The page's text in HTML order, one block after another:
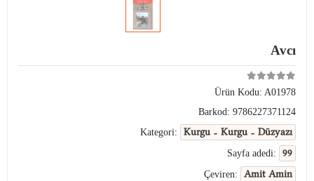
Avcı
Ürün Kodu: A01978
Barkod: 9786227371124
Kategori:
Kurgu - Kurgu - Düzyazı
Sayfa adedi: 99
Çeviren: Amit Amin